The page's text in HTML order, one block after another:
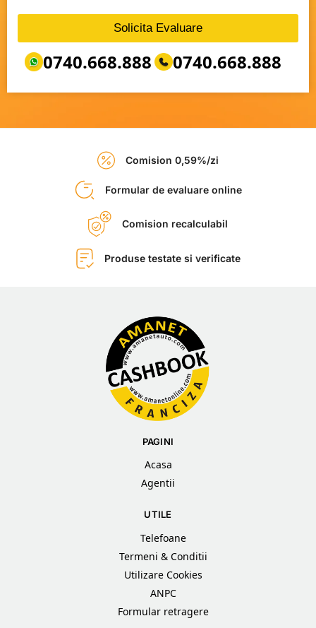
Solicita Evaluare
0740.668.888 0740.668.888
Comision 0,59%/zi
Formular de evaluare online
Comision recalculabil
Produse testate si verificate
PAGINI
Acasa
Agentii
UTILE
Telefoane
Termeni & Conditii
Utilizare Cookies
ANPC
Formular retragere